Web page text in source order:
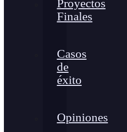
Proyectos
Finales
Casos
de
éxito
Opiniones